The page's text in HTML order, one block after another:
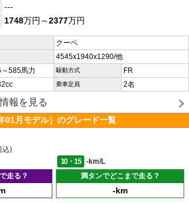
---
1748万円～2377万円
クーペ
4545x1940x1290/他
585馬力 駆動方式 FR
乗車定員 2名
報を見る
01月モデル）のグレード一覧
込)
10・15
-km/L
走る？
満タンでどこまで走る？
-km